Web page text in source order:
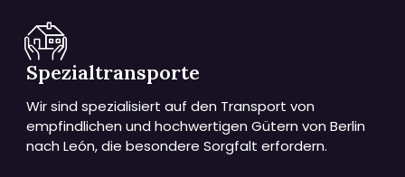
Spezialtransporte
Wir sind spezialisiert auf den Transport von
empfindlichen und hochwertigen Gütern von Berlin
nach León, die besondere Sorgfalt erfordern.